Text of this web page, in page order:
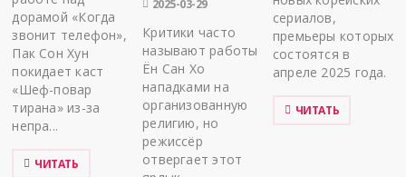
дорамой «Когда
звонит телефон»,
Пак Сон Хун
покидает каст
«Шеф-повар
тирана» из-за
непра...
ЧИТАТЬ
2025-03-29
Критики часто
называют работы
Ён Сан Хо
нападками на
организованную
религию, но
режиссёр
отвергает этот
сериалов,
премьеры которых
состоятся в
апреле 2025 года.
ЧИТАТЬ